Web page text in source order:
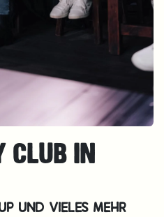
CLUB IN
UND VIELES MEHR